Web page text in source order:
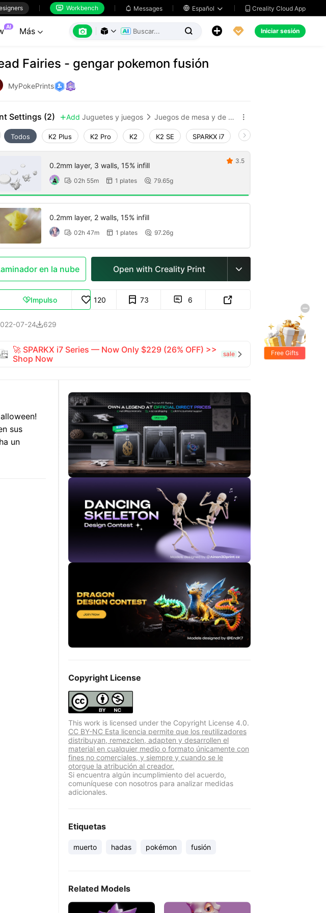
 Workbench  Messages  Español   Creality Cloud App
AI Más        Iniciar sesión
Fairies - gengar pokemon fusión
MyPokePrints
Settings (2) Add Juguetes y juegos  Juegos de mesa y de cartas 
Todos K2 Plus K2 Pro K2 K2 SE SPARKX i7 Creality Hi
0.2mm layer, 3 walls, 15% infill
 02h 55m  1 plates  79.65g
 3.5
0.2mm layer, 2 walls, 15% infill
 02h 47m  1 plates  97.26g
en la nube Open with Creality Print 
Impulso 120 73  6 
07-24629
🚀 SPARKX i7 Series — Now Only $229 (26% OFF) >>
Shop Now
sale 
sus
un
Copyright License
This work is licensed under the Copyright License 4.0.
CC BY-NC Esta licencia permite que los reutilizadores
distribuyan, remezclen, adapten y desarrollen el
material en cualquier medio o formato únicamente con
fines no comerciales, y siempre y cuando se le
otorgue la atribución al creador.
Si encuentra algún incumplimiento del acuerdo,
comuníquese con nosotros para analizar medidas
adicionales.
Etiquetas
muerto hadas pokémon fusión
Related Models
Free Gifts